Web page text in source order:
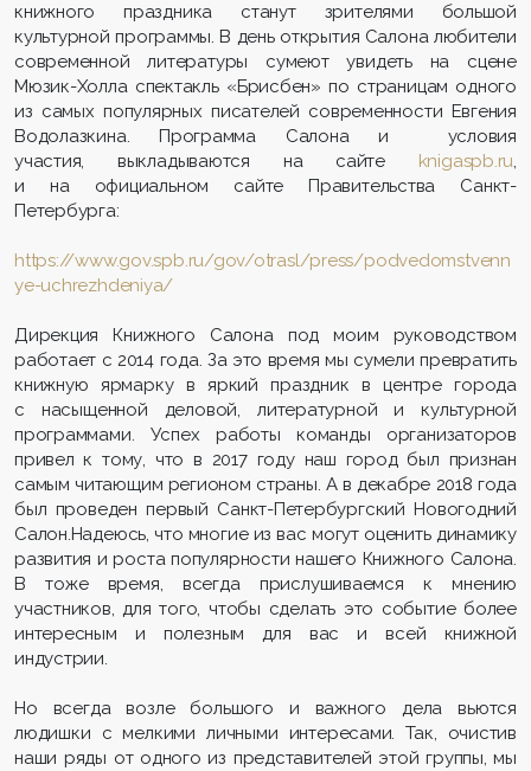
книжного праздника станут зрителями большой
культурной программы. В день открытия Салона любители
современной литературы сумеют увидеть на сцене
Мюзик-Холла спектакль «Брисбен» по страницам одного
из самых популярных писателей современности Евгения
Водолазкина. Программа Салона и условия
участия, выкладываются на сайте
knigaspb.ru,
и на официальном сайте Правительства Санкт-
Петербурга:
https://www.gov.spb.ru/gov/otrasl/press/podvedomstvenn
ye-uchrezhdeniya/
Дирекция Книжного Салона под моим руководством
работает с 2014 года. За это время мы сумели превратить
книжную ярмарку в яркий праздник в центре города
с насыщенной деловой, литературной и культурной
программами. Успех работы команды организаторов
привел к тому, что в 2017 году наш город был признан
самым читающим регионом страны. А в декабре 2018 года
был проведен первый Санкт-Петербургский Новогодний
Салон.Надеюсь, что многие из вас могут оценить динамику
развития и роста популярности нашего Книжного Салона.
В тоже время, всегда прислушиваемся к мнению
участников, для того, чтобы сделать это событие более
интересным и полезным для вас и всей книжной
индустрии.
Но всегда возле большого и важного дела вьются
людишки с мелкими личными интересами. Так, очистив
наши ряды от одного из представителей этой группы, мы